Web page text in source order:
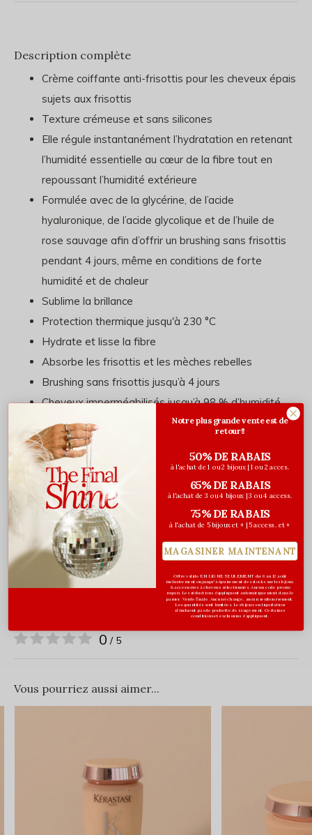
Description complète
Crème coiffante anti-frisottis pour les cheveux épais
sujets aux frisottis
Texture crémeuse et sans silicones
Elle régule instantanément l’hydratation en retenant
l’humidité essentielle au cœur de la fibre tout en
repoussant l’humidité extérieure
Formulée avec de la glycérine, de l’acide
hyaluronique, de l’acide glycolique et de l’huile de
rose sauvage afin d’offrir un brushing sans frisottis
pendant 4 jours, même en conditions de forte
humidité et de chaleur
Sublime la brillance
Protection thermique jusqu'à 230 °C
Hydrate et lisse la fibre
Absorbe les frisottis et les mèches rebelles
Brushing sans frisottis jusqu’à 4 jours
Cheveux imperméabilisés jusqu’à 98 % d’humidité
Parfum: mélange de notes d'agrumes pétillantes à
un bouquet floral luxueux
Comment utiliser
Appliquer sur cheveux lavés et essorés à la serviette.
Masser sur les longueurs et les pointes. Laisser poser. Ne
pas rincer. Procéder au brushing.
0 / 5
Vous pourriez aussi aimer...
Notre plus grande vente est de
retour!!
50% DE RABAIS
à l'achat de 1 ou 2 bijoux | 1 ou 2 acces.
65% DE RABAIS
à l'achat de 3 ou 4 bijoux | 3 ou 4 access.
75% DE RABAIS
à l'achat de 5 bijoux et + | 5 access. et +
MAGASINER MAINTENANT
Offre valide EN LIGNE SEULEMENT du 6 au 12 août
inclusivement ou jusqu'à épuisement des stocks sur les bijoux
& accessoires à cheveux sélectionnés. Aucun code promo
requis. Les réductions s’appliquent automatiquement dans le
panier. Vente finale. Aucun échange, aucun remboursement.
Les quantités sont limitées. Les bijoux en liquidation
n'incluent pas de pochette de rangement. Certaines
conditions et exclusions s'appliquent.